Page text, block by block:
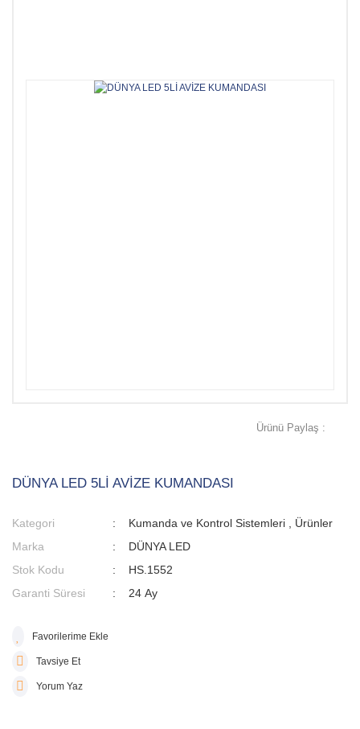
Ürünü Paylaş :
DÜNYA LED 5Lİ AVİZE KUMANDASI
Kategori Kumanda ve Kontrol Sistemleri
Ürünler
Marka
DÜNYA LED
Stok Kodu
HS.1552
Garanti Süresi
24 Ay
Tavsiye Et
Yorum Yaz